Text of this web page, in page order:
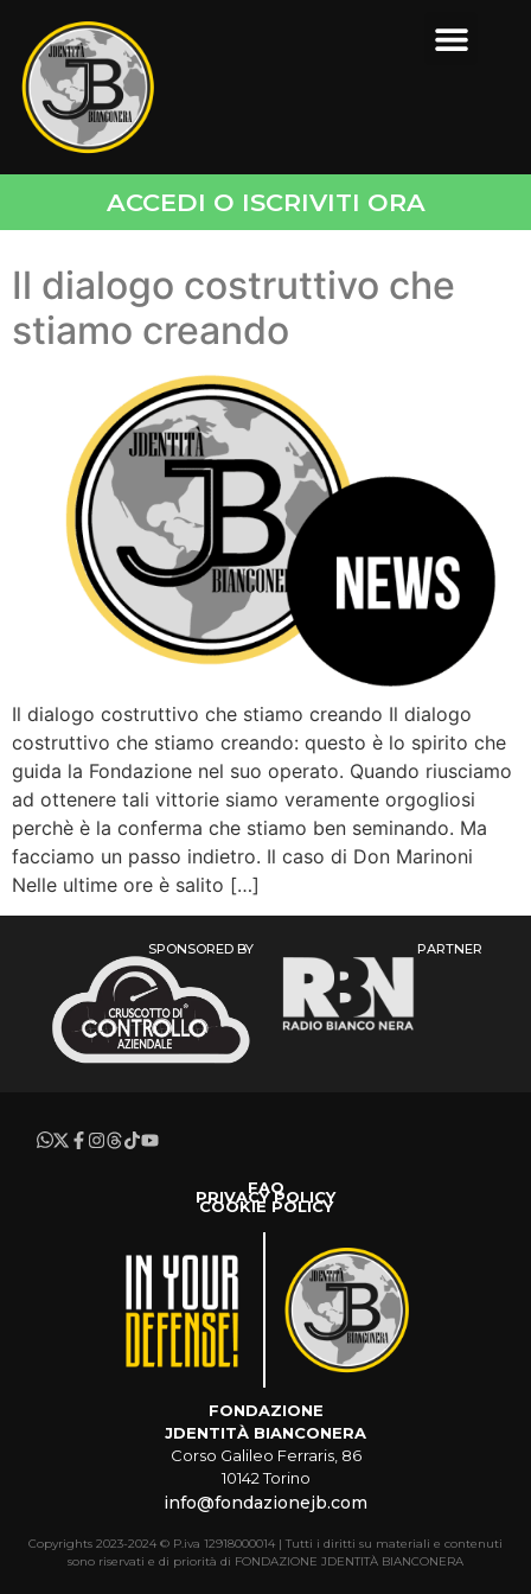
ACCEDI O ISCRIVITI ORA
Il dialogo costruttivo che
stiamo creando
Il dialogo costruttivo che stiamo creando Il dialogo
costruttivo che stiamo creando: questo è lo spirito che
guida la Fondazione nel suo operato. Quando riusciamo
ad ottenere tali vittorie siamo veramente orgogliosi
perchè è la conferma che stiamo ben seminando. Ma
facciamo un passo indietro. Il caso di Don Marinoni
Nelle ultime ore è salito […]
SPONSORED BY PARTNER
FAQ
PRIVACY POLICY
COOKIE POLICY
FONDAZIONE
JDENTITÀ BIANCONERA
Corso Galileo Ferraris, 86
10142 Torino
info@fondazionejb.com
Copyrights 2023-2024 © P.iva 12918000014 | Tutti i diritti su materiali e contenuti
sono riservati e di priorità di FONDAZIONE JDENTITÀ BIANCONERA